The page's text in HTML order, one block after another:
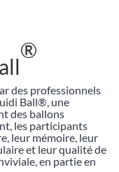
®
des professionnels
Ball®, une
des ballons
les participants
leur mémoire, leur
et leur qualité de
en partie en